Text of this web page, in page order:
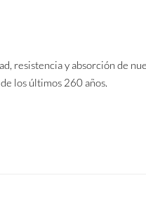
resistencia y absorción de
los últimos 260 años.